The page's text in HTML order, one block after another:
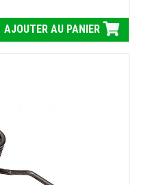
AJOUTER AU PANIER